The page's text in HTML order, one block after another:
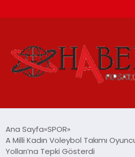
SPOR
Ana Sayfa SPOR
A Milli Kadın Voleybol Takımı
Yolları’na Tepki Gösterdi